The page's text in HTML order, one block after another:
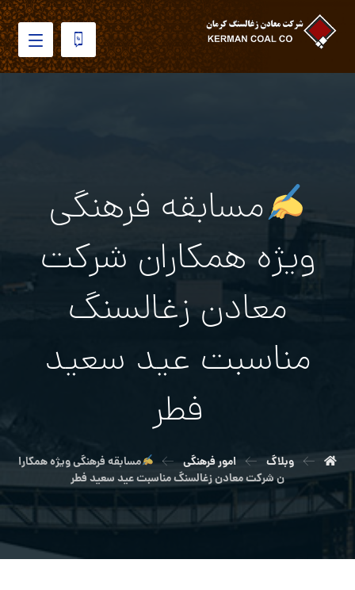
مسابقه فرهنگی
ویژه همکاران شرکت
معادن زغالسنگ
مناسبت عید سعید
فطر
وبلاگ امور فرهنگی
مسابقه فرهنگی ویژه همکارا
ن شرکت معادن زغالسنگ مناسبت عید سعید فطر